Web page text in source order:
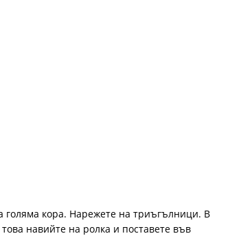
голяма кора. Нарежете на триъгълници. В
навийте на ролка и поставете във